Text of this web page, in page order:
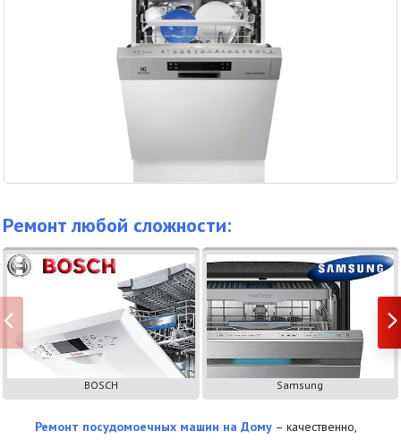
Ремонт любой сложности:
BOSCH Samsung
Ремонт посудомоечных машин на Дому – качественно,